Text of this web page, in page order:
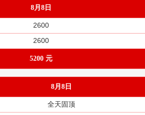
8月8日
2600
2600
5200 元
8月8日
全天固顶